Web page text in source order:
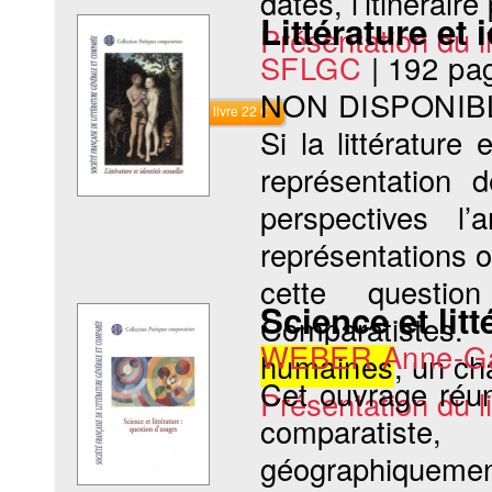
Présentation du
Commander le livre 22 €
Littérature et
SFLGC |192
NON
Si la littérature
représentation
perspectives
représentations
cette
humaines, un
Présentation du
Science et
WEBER Anne-
Cet ouvrage